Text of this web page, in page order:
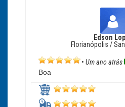
Edson
Florianópolis /
• Um ano atrás
Boa